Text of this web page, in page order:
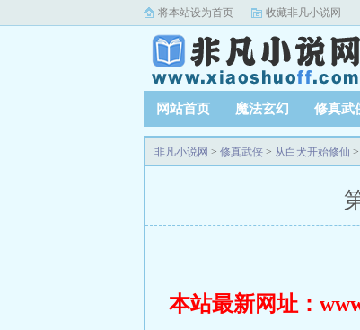
将本站设为首页 收藏非凡小说网
网站首页 魔法玄幻 修真武
非凡小说网 > 修真武侠 > 从白犬开始修仙
本站最新网址：